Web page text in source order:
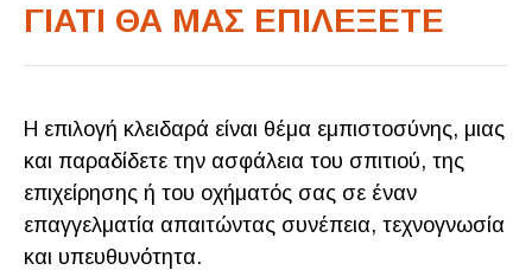
ΓΙΑΤΙ ΘΑ ΜΑΣ ΕΠΙΛΕΞΕΤΕ
Η επιλογή κλειδαρά είναι θέμα εμπιστοσύνης, μιας
και παραδίδετε την ασφάλεια του σπιτιού, της
επιχείρησης ή του οχήματός σας σε έναν
επαγγελματία απαιτώντας συνέπεια, τεχνογνωσία
και υπευθυνότητα.